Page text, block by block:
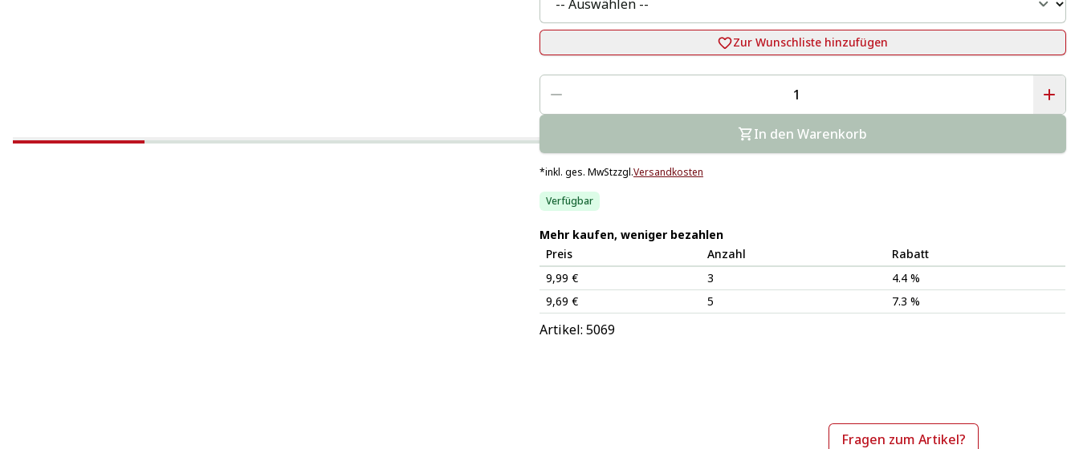
Zur Wunschliste hinzufügen
In den Warenkorb
*inkl. ges. MwStzzgl.Versandkosten
Verfügbar
Mehr kaufen, weniger bezahlen
Preis
Anzahl
Rabatt
9,99 €
3
4.4 %
9,69 €
5 7.3 %
Artikel: 5069
Fragen zum Artikel?